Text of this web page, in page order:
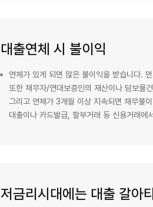
대출연체 시 불이익
연체가 있게 되면 많은 불이익을 받습니다.
또한 채무자/연대보증인의 재산이나 담보물
그리고 연체가 3개월 이상 지속되면 채무불
대출이나 카드발급, 할부거래 등 신용거래에
저금리시대에는 대출 갈아